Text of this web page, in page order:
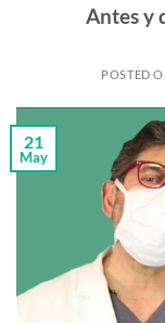
Antes y
POSTED
21
May